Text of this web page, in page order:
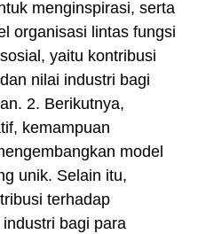
menginspirasi, serta
organisasi lintas fungsi
yaitu kontribusi
nilai industri bagi
2. Berikutnya,
kemampuan
model
unik. Selain itu,
terhadap
bagi para